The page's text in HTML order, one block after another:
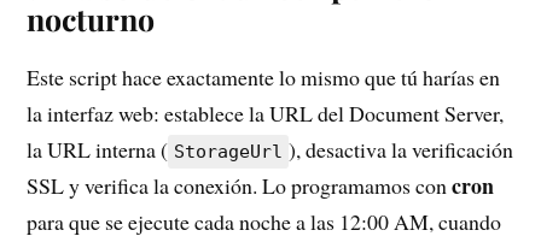
nocturno
Este script hace exactamente lo mismo que tú harías en
la interfaz web: establece la URL del Document Server,
la URL interna ( StorageUrl ), desactiva la verificación
SSL y verifica la conexión. Lo programamos concron
para que se ejecute cada noche a las 12:00 AM, cuando